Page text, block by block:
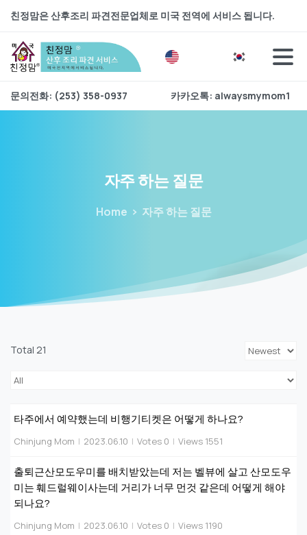
친정맘은 산후조리 파견전문업체로 미국 전역에 서비스 됩니다.
문의전화: (253) 358-0937 카카오톡: alwaysmymom1
자주하는질문
Home 자주 하는 질문
Total 21
타주에서 예약했는데 비행기티켓은 어떻게 하나요?
Chinjung Mom | 2023.06.10 | Votes 0 | Views 1551
출퇴근산모도우미를 배치받았는데 저는 벨뷰에 살고 산모도우
미는 훼드럴웨이사는데 거리가 너무 먼것 같은데 어떻게 해야
되나요?
Chinjung Mom | 2023.06.10 | Votes 0 | Views 1190